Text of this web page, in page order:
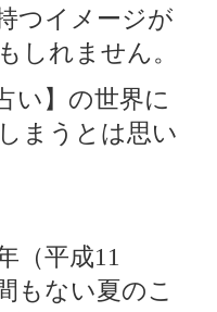
つイメージが
しれません。
い】の世界に
まうとは思い
（平成11
もない夏のこ